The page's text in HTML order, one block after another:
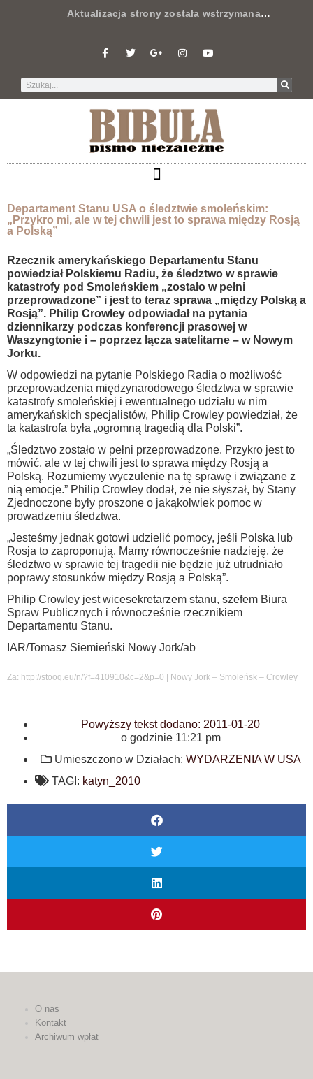
Aktualizacja strony została wstrzymana…
Departament Stanu USA o śledztwie smoleńskim:
„Przykro mi, ale w tej chwili jest to sprawa między Rosją
a Polską”
Rzecznik amerykańskiego Departamentu Stanu
powiedział Polskiemu Radiu, że śledztwo w sprawie
katastrofy pod Smoleńskiem „zostało w pełni
przeprowadzone” i jest to teraz sprawa „między Polską a
Rosją”. Philip Crowley odpowiadał na pytania
dziennikarzy podczas konferencji prasowej w
Waszyngtonie i – poprzez łącza satelitarne – w Nowym
Jorku.
W odpowiedzi na pytanie Polskiego Radia o możliwość
przeprowadzenia międzynarodowego śledztwa w sprawie
katastrofy smoleńskiej i ewentualnego udziału w nim
amerykańskich specjalistów, Philip Crowley powiedział, że
ta katastrofa była „ogromną tragedią dla Polski”.
„Śledztwo zostało w pełni przeprowadzone. Przykro jest to
mówić, ale w tej chwili jest to sprawa między Rosją a
Polską. Rozumiemy wyczulenie na tę sprawę i związane z
nią emocje.” Philip Crowley dodał, że nie słyszał, by Stany
Zjednoczone były proszone o jakąkolwiek pomoc w
prowadzeniu śledztwa.
„Jesteśmy jednak gotowi udzielić pomocy, jeśli Polska lub
Rosja to zaproponują. Mamy równocześnie nadzieję, że
śledztwo w sprawie tej tragedii nie będzie już utrudniało
poprawy stosunków między Rosją a Polską”.
Philip Crowley jest wicesekretarzem stanu, szefem Biura
Spraw Publicznych i równocześnie rzecznikiem
Departamentu Stanu.
IAR/Tomasz Siemieński Nowy Jork/ab
Za: http://stooq.eu/n/?f=410910&c=2&p=0 | Nowy Jork – Smoleńsk – Crowley
Powyższy tekst dodano: 2011-01-20
o godzinie 11:21 pm
Umieszczono w Działach: WYDARZENIA W USA
TAGI: katyn_2010
O nas
Kontakt
Archiwum wpłat